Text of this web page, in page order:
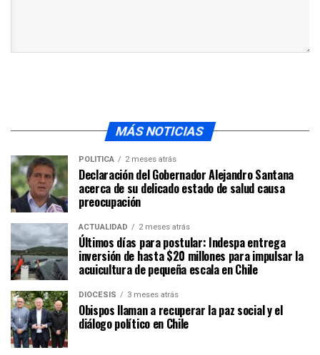
MÁS NOTICIAS
POLÍTICA 2 meses atrás
Declaración del Gobernador Alejandro Santana
acerca de su delicado estado de salud causa
preocupación
ACTUALIDAD 2 meses atrás
Últimos días para postular: Indespa entrega
inversión de hasta $20 millones para impulsar la
acuicultura de pequeña escala en Chile
DIÓCESIS 3 meses atrás
Obispos llaman a recuperar la paz social y el
diálogo político en Chile